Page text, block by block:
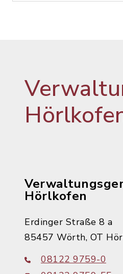
Hörlkofen
Erdinger Straße 8 a
85457 Wörth, OT
08122 9759-0